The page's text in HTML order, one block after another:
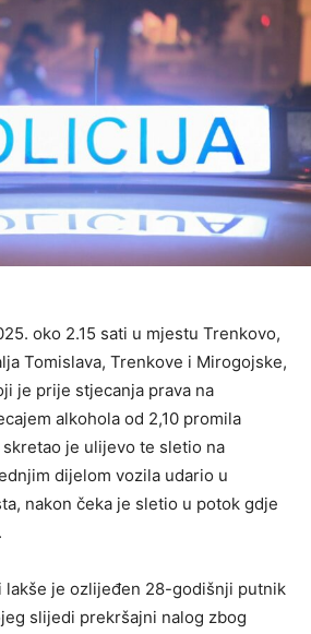
oko 2.15 sati u mjestu Trenkovo,
Tomislava, Trenkove i Mirogojske,
je prije stjecanja prava na
alkohola od 2,10 promila
je ulijevo te sletio na
dijelom vozila udario u
nakon čeka je sletio u potok gdje
lakše je ozlijeđen 28-godišnji putnik
slijedi prekršajni nalog zbog